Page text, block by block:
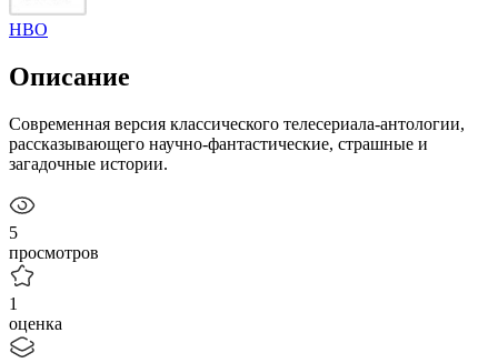
HBO
Описание
Современная версия классического телесериала-антологии,
рассказывающего научно-фантастические, страшные и
загадочные истории.
5
просмотров
1
оценка